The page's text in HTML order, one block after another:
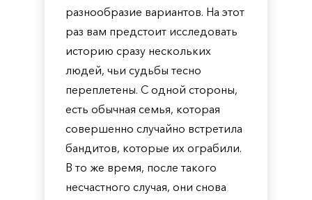
разнообразие вариантов. На этот
раз вам предстоит исследовать
историю сразу нескольких
людей, чьи судьбы тесно
переплетены. С одной стороны,
есть обычная семья, которая
совершенно случайно встретила
бандитов, которые их ограбили.
В то же время, после такого
несчастного случая, они снова